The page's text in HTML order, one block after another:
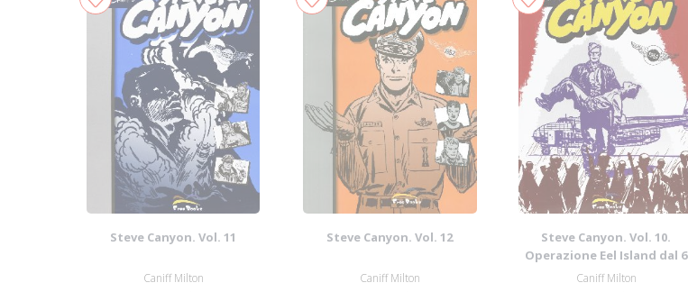
Steve Canyon. Vol. 11
Caniff Milton
Steve Canyon. Vol. 12
Caniff Milton
Steve Canyon. Vol. 10.
Operazione Eel Island dal 6
Agosto al 4 No...
Caniff Milton